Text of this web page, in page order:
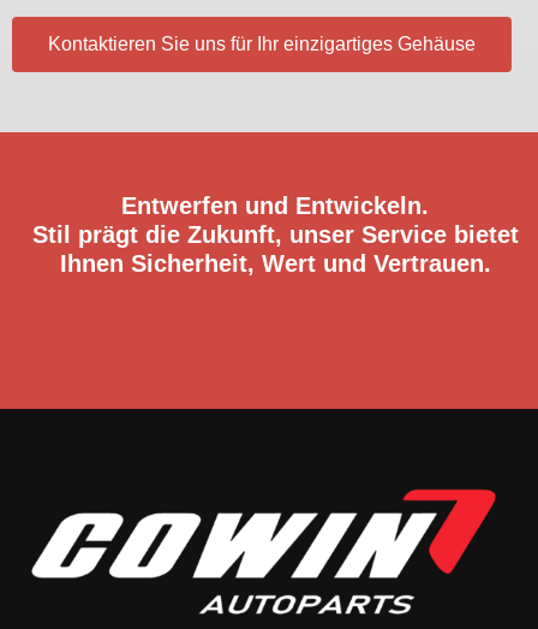
Kontaktieren Sie uns für Ihr einzigartiges Gehäuse
Entwerfen und Entwickeln.
Stil prägt die Zukunft, unser Service bietet
Ihnen Sicherheit, Wert und Vertrauen.